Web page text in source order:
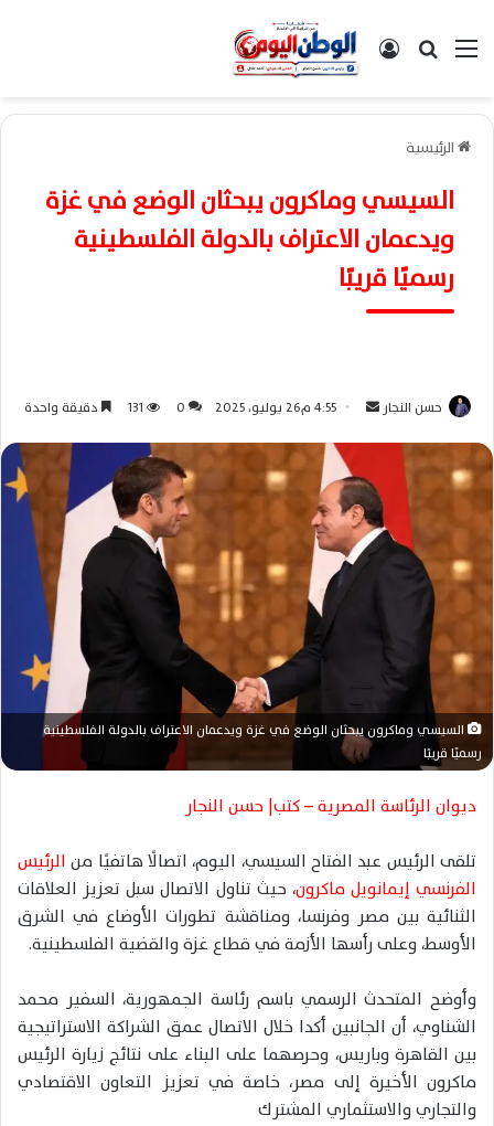
القائمةبحث عن تسجيل الدخول
الرئيسية
السيسي وماكرون يبحثان الوضع في غزة
ويدعمان الاعتراف بالدولة الفلسطينية
رسميًا قريبًا
حسن النجار
ل
ب
ر
ي
ت
ر
ن
ا
4:55 م26 يوليو، 2025 0
131 دقيقة واحدة
السيسي وماكرون يبحثان الوضع في غزة ويدعمان الاعتراف بالدولة الفلسطينية
رسميًا قريبًا
ديوان الرئاسة المصرية – كتب| حسن النجار
تلقى الرئيس عبد الفتاح السيسي، اليوم، اتصالًا هاتفيًا منالرئيس
الفرنسي إيمانويل ماكرون، حيث تناول الاتصال سبل تعزيز العلاقات
الثنائية بين مصر وفرنسا، ومناقشة تطورات الأوضاع في الشرق
الأوسط، وعلى رأسها الأزمة في قطاع غزة والقضية الفلسطينية.
وأوضح المتحدث الرسمي باسم رئاسة الجمهورية، السفير محمد
الشناوي، أن الجانبين أكدا خلال الاتصال عمق الشراكة الاستراتيجية
بين القاهرة وباريس، وحرصهما على البناء على نتائج زيارة الرئيس
ماكرون الأخيرة إلى مصر، خاصة في تعزيز التعاون الاقتصادي
والتجاري والاستثماري المشترك